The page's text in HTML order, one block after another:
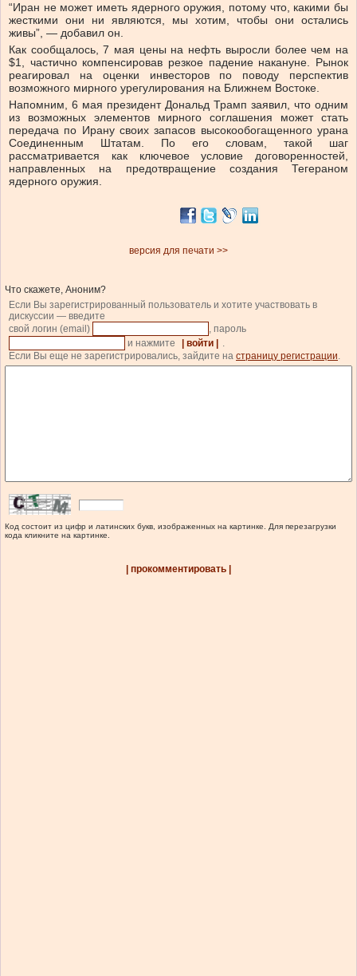
“Иран не может иметь ядерного оружия, потому что, какими бы
жесткими они ни являются, мы хотим, чтобы они остались
живы”, — добавил он.
Как сообщалось, 7 мая цены на нефть выросли более чем на
$1, частично компенсировав резкое падение накануне. Рынок
реагировал на оценки инвесторов по поводу перспектив
возможного мирного урегулирования на Ближнем Востоке.
Напомним, 6 мая президент Дональд Трамп заявил, что одним
из возможных элементов мирного соглашения может стать
передача по Ирану своих запасов высокообогащенного урана
Соединенным Штатам. По его словам, такой шаг
рассматривается как ключевое условие договоренностей,
направленных на предотвращение создания Тегераном
ядерного оружия.
версия для печати >>
Что скажете, Аноним?
Если Вы зарегистрированный пользователь и хотите участвовать в
дискуссии — введите
свой логин (email)
, пароль
и нажмите
| войти |
.
Если Вы еще не зарегистрировались, зайдите на страницу регистрации.
Код состоит из цифр и латинских букв, изображенных на картинке. Для перезагрузки
кода кликните на картинке.
| прокомментировать |